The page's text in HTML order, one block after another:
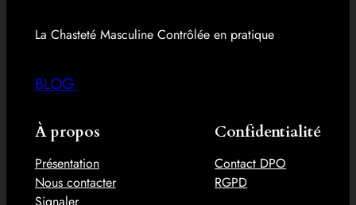
La Chasteté Masculine Contrôlée en pratique
BLOG
À propos
Présentation
Nous contacter
Confidentialité
Contact DPO
RGPD